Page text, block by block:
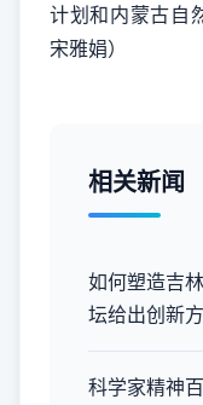
计划和内蒙古自
宋雅娟）
相关新闻
如何塑造吉
坛给出创新
科学家精神